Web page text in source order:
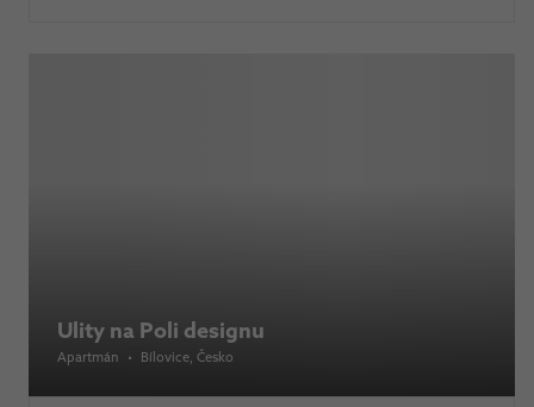
Ulity na Poli designu
Apartmán • Bílovice , Česko